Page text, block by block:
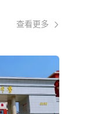
查看更多